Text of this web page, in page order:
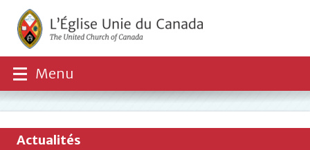
Menu
Actualités